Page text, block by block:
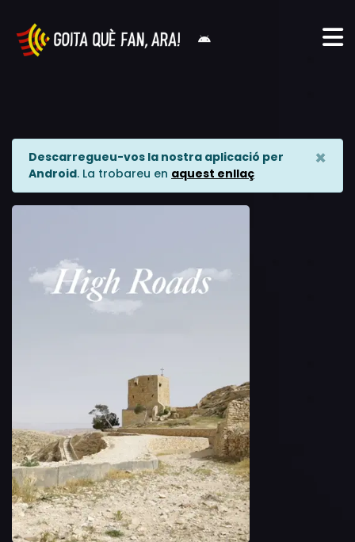
Descarregueu-vos la nostra aplicació per
Android. La trobareu en aquest enllaç
×